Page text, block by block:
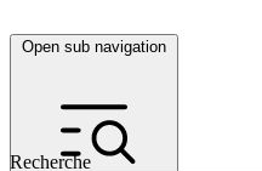
Open sub navigation
Recherche